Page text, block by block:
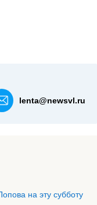
lenta@newsvl.ru
на эту субботу